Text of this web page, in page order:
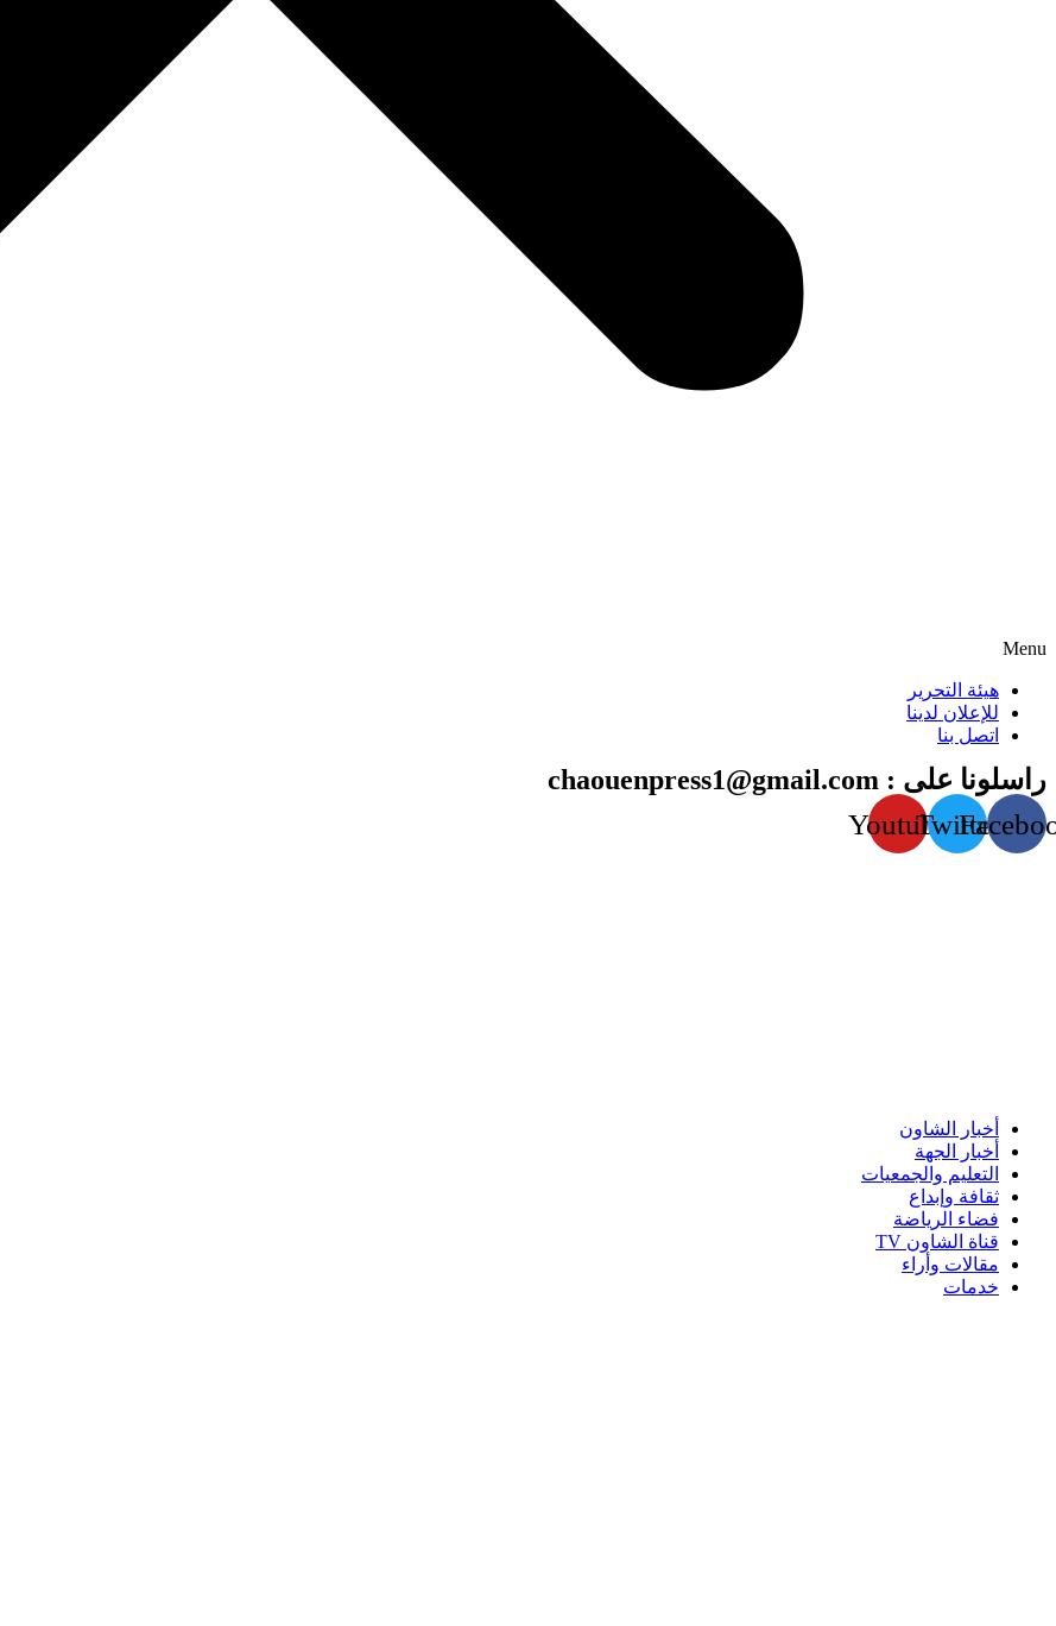
Menu
هيئة التحرير
للإعلان لدينا
اتصل بنا
راسلونا على : chaouenpress1@gmail.com
Twitter
Youtube
أخبار الشاون
أخبار الجهة
التعليم والجمعيات
ثقافة وإبداع
فضاء الرياضة
قناة الشاون TV
مقالات وأراء
خدمات